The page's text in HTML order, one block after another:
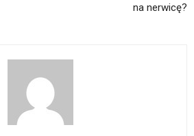
na nerwicę?